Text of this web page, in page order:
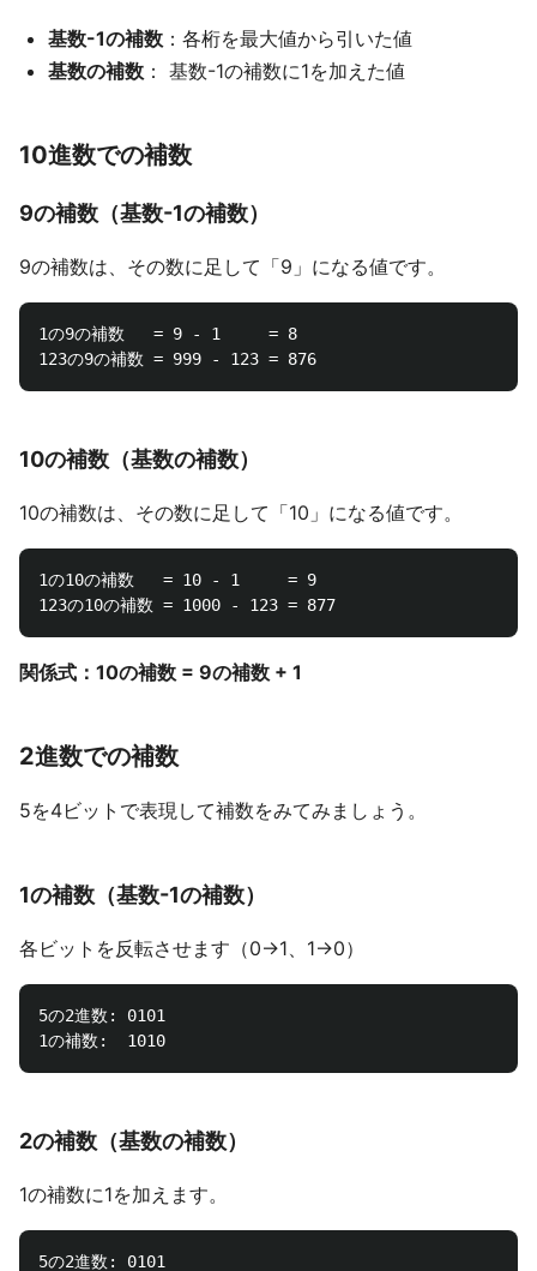
基数-1の補数 ：各桁を最大値から引いた値
基数の補数 ： 基数-1の補数に1を加えた値
10進数での補数
9の補数（基数-1の補数）
9の補数は、その数に足して「9」になる値です。
1の9の補数   = 9 - 1     = 8
10の補数（基数の補数）
10の補数は、その数に足して「10」になる値です。
1の10の補数   = 10 - 1     = 9
関係式：10の補数 = 9の補数 + 1
2進数での補数
5を4ビットで表現して補数をみてみましょう。
1の補数（基数-1の補数）
各ビットを反転させます（0→1、1→0）
5の2進数: 0101
2の補数（基数の補数）
1の補数に1を加えます。
5の2進数: 0101